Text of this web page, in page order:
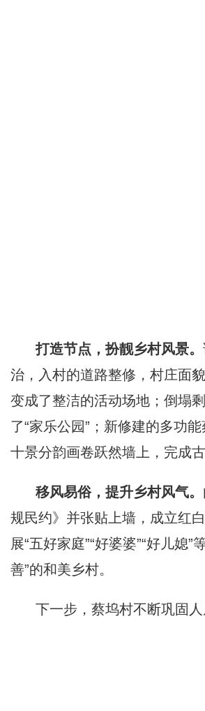
打造节点，扮靓乡村风景。
治，入村的道路整修，村庄面
变成了整洁的活动场地；倒塌
了“家乐公园”；新修建的多功
十景分韵画卷跃然墙上，完成
移风易俗，提升乡村风气。
规民约》并张贴上墙，成立红
展“五好家庭”“好婆婆”“好儿
善”的和美乡村。
下一步，蔡坞村不断巩固